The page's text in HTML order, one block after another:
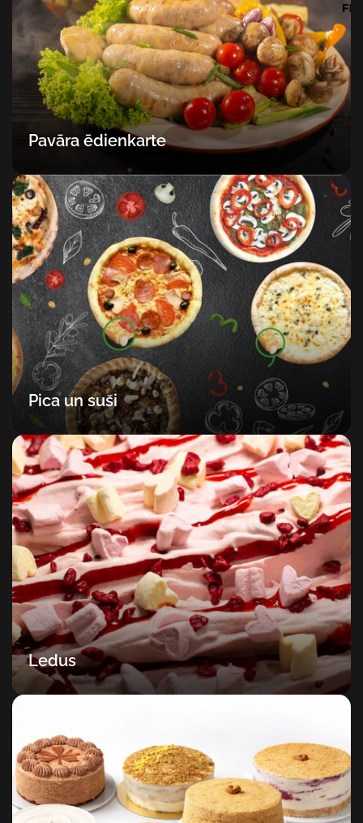
Pavāra ēdienkarte
Pica un suši
Ledus